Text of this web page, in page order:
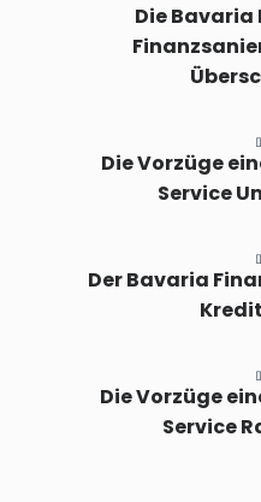
Die Bavaria
Die Vorzüge
Service
Der Bavaria
Die Vorzüge
Service